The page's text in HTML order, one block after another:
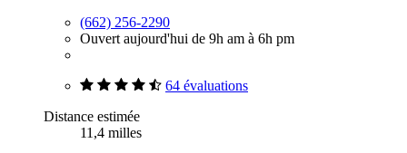
(662) 256-2290
Ouvert aujourd'hui de 9h am à 6h pm
64 évaluations
Distance estimée
11,4 milles